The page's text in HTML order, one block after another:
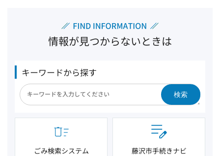
情報が見つからないときは
キーワードから探す
検索
ごみ検索システム 藤沢市手続きナビ